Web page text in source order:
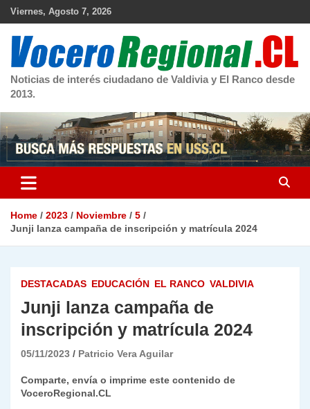
Skip
Viernes, Agosto 7, 2026
Noticias de interés ciudadano de Valdivia y El Ranco desde
2013.
Home 2023 Noviembre
5
Junji lanza campaña de inscripción y matrícula 2024
DESTACADAS EDUCACIÓN EL RANCO VALDIVIA
Junji lanza campaña de
inscripción y matrícula 2024
05/11/2023 Patricio Vera Aguilar
Comparte, envía o imprime este contenido de
VoceroRegional.CL